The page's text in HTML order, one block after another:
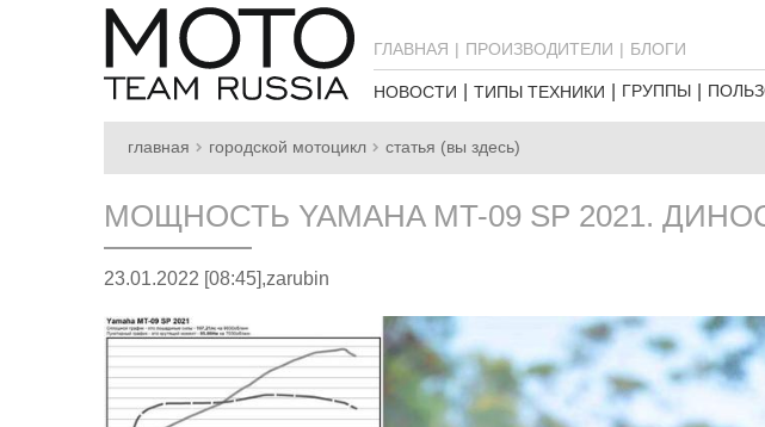
ГЛАВНАЯ ПРОИЗВОДИТЕЛИ БЛОГИ
НОВОСТИ ТИПЫ ТЕХНИКИ ГРУППЫ
главная городской мотоцикл статья (вы здесь)
МОЩНОСТЬ YAMAHA MT-09 SP 2021.
23.01.2022 [08:45],zarubin